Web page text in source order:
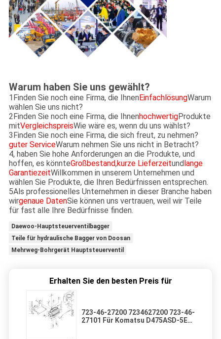
Warum haben Sie uns gewählt?
1Finden Sie noch eine Firma, die IhnenEinfachlösungWarum
wählen Sie uns nicht?
2Finden Sie noch eine Firma, die IhnenhochwertigProdukte
mitVergleichspreisWie wäre es, wenn du uns wählst?
3Finden Sie noch eine Firma, die sich freut, zu nehmen?
guter ServiceWarum nehmen Sie uns nicht in Betracht?
4, haben Sie hohe Anforderungen an die Produkte, und
hoffen, es könnteGroßbestand,kurze Lieferzeitundlange
GarantiezeitWillkommen in unserem Unternehmen und
wählen Sie Produkte, die Ihren Bedürfnissen entsprechen.
5Als professionelles Unternehmen in dieser Branche haben
wirgenaue DatenSie können uns vertrauen, weil wir Teile
für fast alle Ihre Bedürfnisse finden.
Daewoo-Hauptsteuerventilbagger
Teile für hydraulische Bagger von Doosan
Mehrweg-Bohrgerät Hauptsteuerventil
Erhalten Sie den besten Preis für
723-46-27200 7234627200 723-46-
27101 Für Komatsu D475ASD-5E0